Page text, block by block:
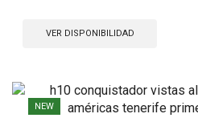
VER DISPONIBILIDAD
NEW